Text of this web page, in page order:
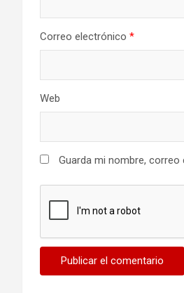
Correo electrónico *
Web
Guarda mi nombre,